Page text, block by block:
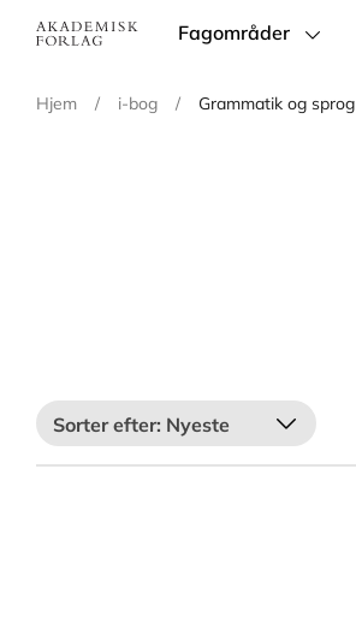
Main
Fagområder
Hjem / i-bog / Grammatik og sprog
Nyeste